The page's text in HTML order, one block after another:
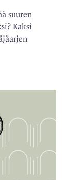
suuren
Kaksi